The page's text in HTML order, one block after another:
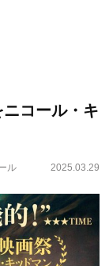
コール・キ
ル
2025.03.29